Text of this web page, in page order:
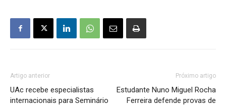
Artigo anterior
UAc recebe especialistas
internacionais para Seminário
Próximo artigo
Estudante Nuno Miguel Rocha
Ferreira defende provas de